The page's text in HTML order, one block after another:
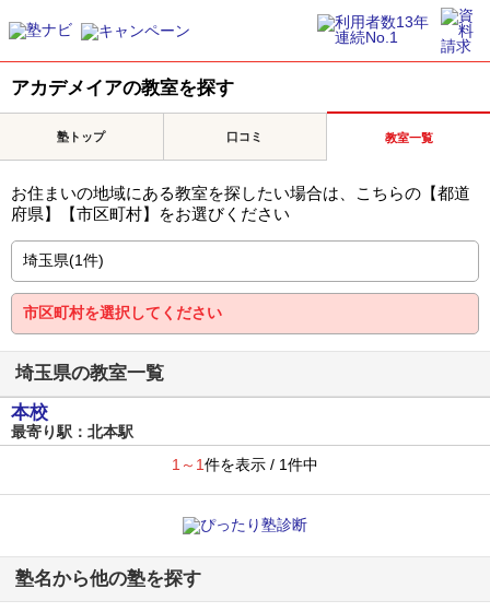
アカデメイアの教室を探す
塾トップ 口コミ 教室一覧
お住まいの地域にある教室を探したい場合は、こちらの【都道
府県】【市区町村】をお選びください
埼玉県の教室一覧
本校
最寄り駅：北本駅
1～1件を表示 / 1件中
塾名から他の塾を探す